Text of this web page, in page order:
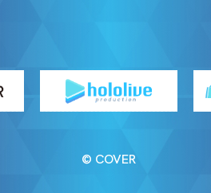
© COVER